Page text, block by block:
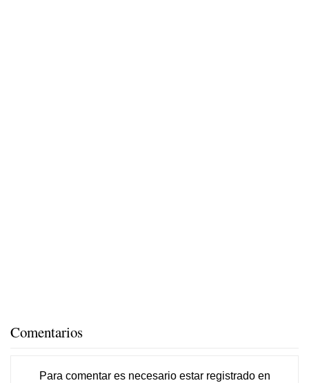
Comentarios
Para comentar es necesario estar registradoen